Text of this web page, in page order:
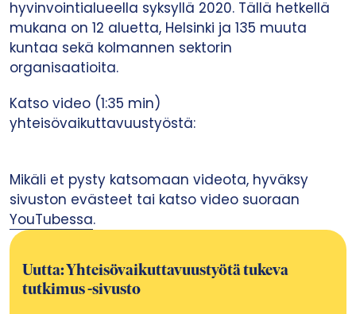
hyvinvointialueella syksyllä 2020. Tällä hetkellä
mukana on 12 aluetta, Helsinki ja 135 muuta
kuntaa sekä kolmannen sektorin
organisaatioita.
Katso video (1:35 min)
yhteisövaikuttavuustyöstä:
Mikäli et pysty katsomaan videota, hyväksy
sivuston evästeet tai katso video suoraan
YouTubessa.
Uutta: Yhteisövaikuttavuustyötä tukeva
tutkimus -sivusto